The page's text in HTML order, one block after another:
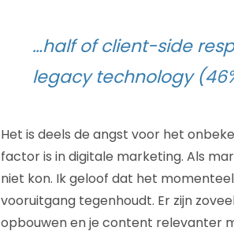
…half of client-side
legacy technology
Het is deels de angst voor het
factor is in digitale marketing. Als
niet kon. Ik geloof dat het
vooruitgang tegenhoudt. Er zijn
opbouwen en je content relevanter